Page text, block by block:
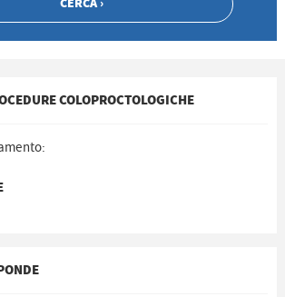
COLOPROCTOLOGICHE